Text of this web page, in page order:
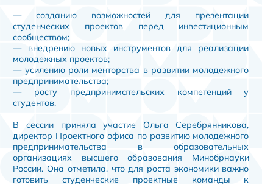
— созданию возможностей для презентации
студенческих проектов перед инвестиционным
сообществом;
— внедрению новых инструментов для реализации
молодежных проектов;
— усилению роли менторства в развитии молодежного
предпринимательства;
— росту предпринимательских компетенций у
студентов.
В сессии приняла участие Ольга Серебрянникова,
директор Проектного офиса по развитию молодежного
предпринимательства в образовательных
организациях высшего образования Минобрнауки
России. Она отметила, что для роста экономики важно
готовить студенческие проектные команды к